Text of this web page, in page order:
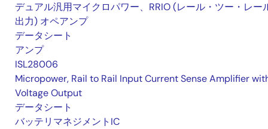
デュアル汎用マイクロパワー、RRIO (レール・ツー・レー
出力) オペアンプ
データシート
アンプ
ISL28006
Micropower, Rail to Rail Input Current Sense Amplifier
Voltage Output
データシート
バッテリマネジメントIC